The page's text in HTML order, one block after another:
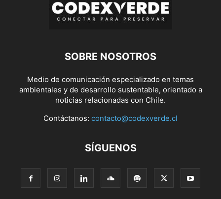
SOBRE NOSOTROS
Medio de comunicación especializado en temas
ambientales y de desarrollo sustentable, orientado a
noticias relacionadas con Chile.
Contáctanos: contacto@codexverde.cl
SÍGUENOS